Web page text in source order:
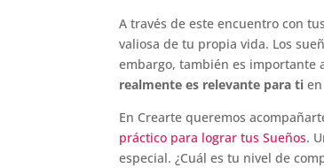
A través de este encuentro con
valiosa de tu propia vida. Los
embargo, también es
realmente es relevante para ti
En Crearte queremos
práctico para lograr tus Sueños.
especial. ¿Cuál es tu nivel de